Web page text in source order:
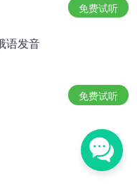
免费试听
语发音
免费试听